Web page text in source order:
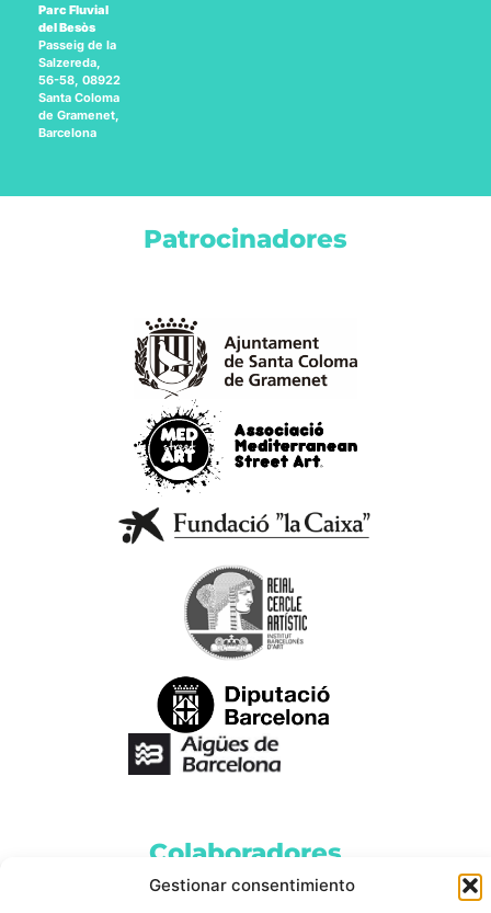
Gestionar consentimiento
Parc Fluvial
del Besòs
Passeig de la
Salzereda,
56-58, 08922
Santa Coloma
de Gramenet,
Barcelona
Patrocinadores
Colaboradores